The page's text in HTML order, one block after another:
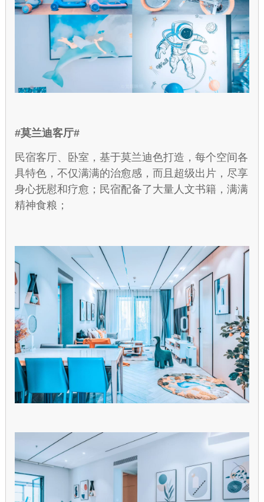
#莫兰迪客厅#
民宿客厅、卧室，基于莫兰迪色打造，每个空间各
具特色，不仅满满的治愈感，而且超级出片，尽享
身心抚慰和疗愈；民宿配备了大量人文书籍，满满
精神食粮；